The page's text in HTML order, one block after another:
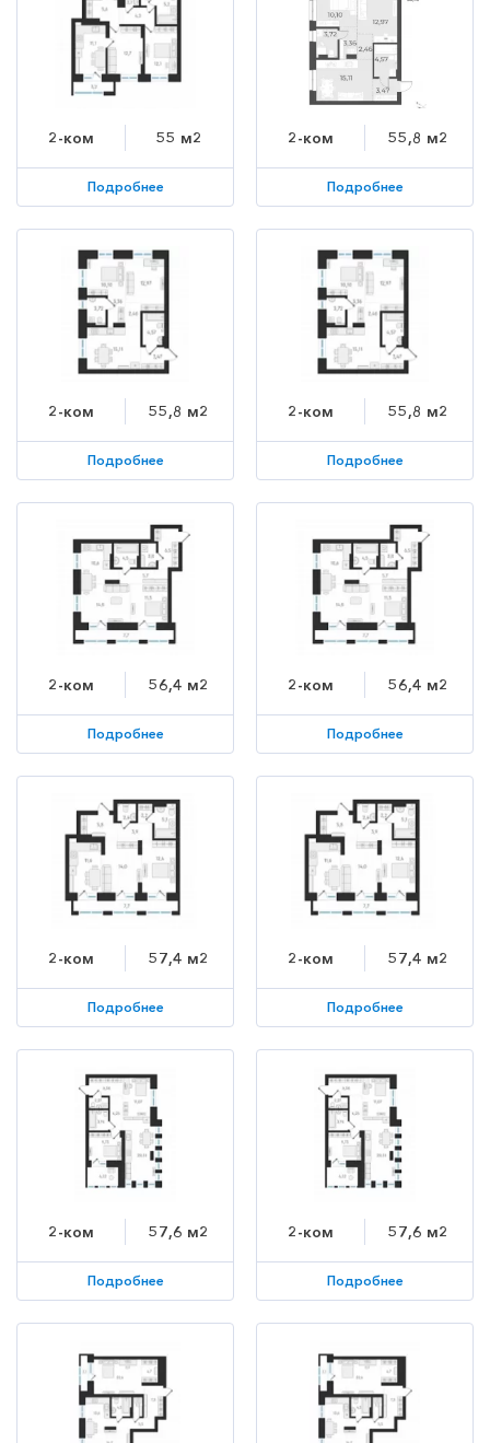
2-ком 55 м2
Подробнее
2-ком 55,8 м2
Подробнее
2-ком 55,8 м2
Подробнее
2-ком 55,8 м2
Подробнее
2-ком 56,4 м2
Подробнее
2-ком 56,4 м2
Подробнее
2-ком 57,4 м2
Подробнее
2-ком 57,4 м2
Подробнее
2-ком 57,6 м2
Подробнее
2-ком 57,6 м2
Подробнее